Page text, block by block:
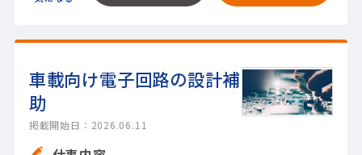
車載向け電子回路の設計補
助
掲載開始日：2026.06.11